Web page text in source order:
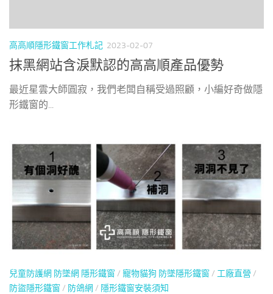
高高順隱形鐵窗工作札記 2023-02-07
抹黑網站含淚默認的高高順產品優勢
最近星雲大師圓寂，我們老闆自稱受過照顧，小編好奇做隱
形鐵窗的...
兒童防護網 防墜網 隱形鐵窗/ 寵物貓狗 防墜隱形鐵窗/ 工廠直營 /
防盜隱形鐵窗/ 防鴿網 / 隱形鐵窗安裝須知